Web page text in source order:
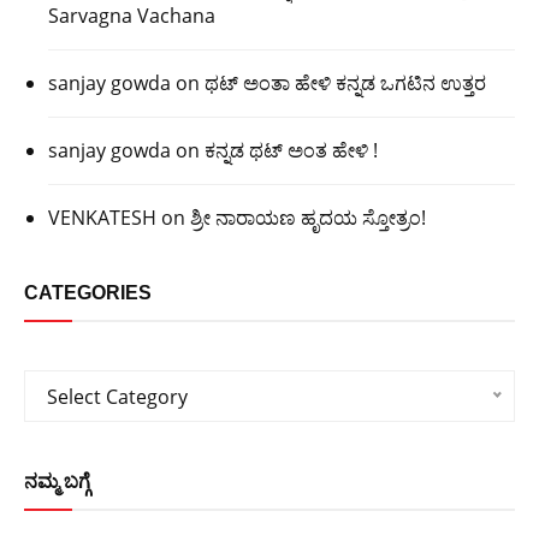
Sarvagna Vachana
sanjay gowda on ಥಟ್ ಅಂತಾ ಹೇಳಿ ಕನ್ನಡ ಒಗಟಿನ ಉತ್ತರ
sanjay gowda on ಕನ್ನಡ ಥಟ್ ಅಂತ ಹೇಳಿ !
VENKATESH on ಶ್ರೀ ನಾರಾಯಣ ಹೃದಯ ಸ್ತೋತ್ರಂ!
CATEGORIES
Categories
Select Category
ನಮ್ಮ ಬಗ್ಗೆ